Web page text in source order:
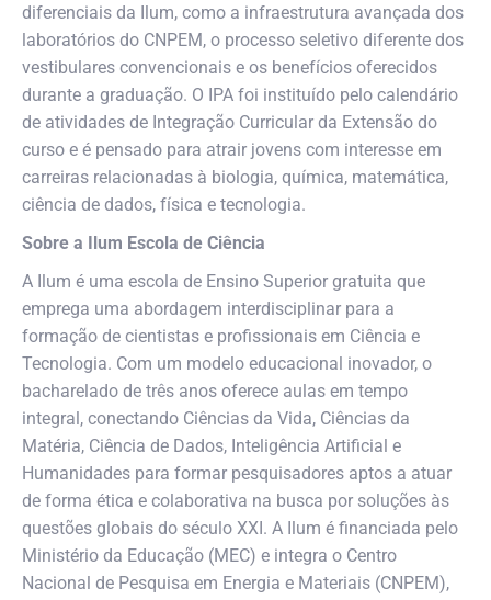
diferenciais da Ilum, como a infraestrutura avançada dos
laboratórios do CNPEM, o processo seletivo diferente dos
vestibulares convencionais e os benefícios oferecidos
durante a graduação. O IPA foi instituído pelo calendário
de atividades de Integração Curricular da Extensão do
curso e é pensado para atrair jovens com interesse em
carreiras relacionadas à biologia, química, matemática,
ciência de dados, física e tecnologia.
Sobre a Ilum Escola de Ciência
A Ilum é uma escola de Ensino Superior gratuita que
emprega uma abordagem interdisciplinar para a
formação de cientistas e profissionais em Ciência e
Tecnologia. Com um modelo educacional inovador, o
bacharelado de três anos oferece aulas em tempo
integral, conectando Ciências da Vida, Ciências da
Matéria, Ciência de Dados, Inteligência Artificial e
Humanidades para formar pesquisadores aptos a atuar
de forma ética e colaborativa na busca por soluções às
questões globais do século XXI. A Ilum é financiada pelo
Ministério da Educação (MEC) e integra o Centro
Nacional de Pesquisa em Energia e Materiais (CNPEM),